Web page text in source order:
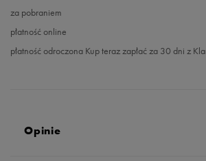
za pobraniem
płatność online
płatność odroczona Kup teraz zapłać za 30 dni z
Opinie